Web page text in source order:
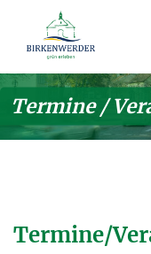
Zum Hauptinhalt
Termine /
Termine/